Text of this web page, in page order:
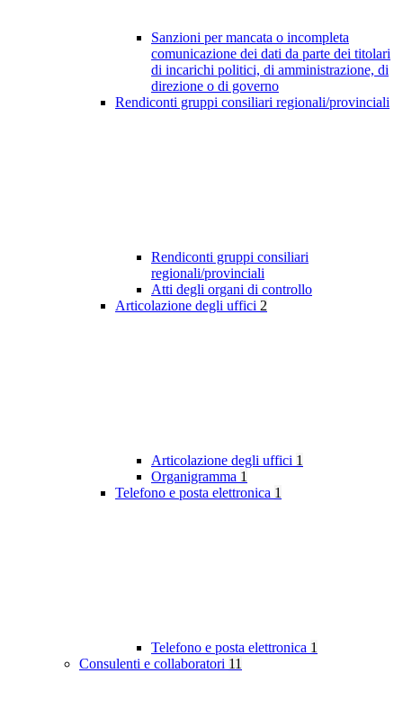
Sanzioni per mancata o incompleta
comunicazione dei dati da parte dei titolari
di incarichi politici, di amministrazione, di
direzione o di governo
Rendiconti gruppi consiliari regionali/provinciali
Rendiconti gruppi consiliari
regionali/provinciali
Atti degli organi di controllo
Articolazione degli uffici 2
Articolazione degli uffici 1
Organigramma 1
Telefono e posta elettronica 1
Telefono e posta elettronica 1
Consulenti e collaboratori 11